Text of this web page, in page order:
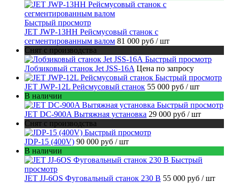
Быстрый просмотр
JET JWP-13HH Рейсмусовый станок с
сегментированным валом 81 000 руб / шт
Снят с производства
Быстрый просмотр
Лобзиковый станок Jet JSS-16A Цена по запросу
Быстрый просмотр
JET JWP-12L Рейсмусовый станок 55 000 руб / шт
В наличии
Быстрый просмотр
JET DC-900A Вытяжная установка 29 000 руб / шт
Снят с производства
Быстрый просмотр
JDP-15 (400V) 90 000 руб / шт
В наличии
Быстрый
просмотр
JET JJ-6OS Фуговальный станок 230 В 55 000 руб / шт